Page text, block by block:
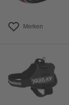
Merken